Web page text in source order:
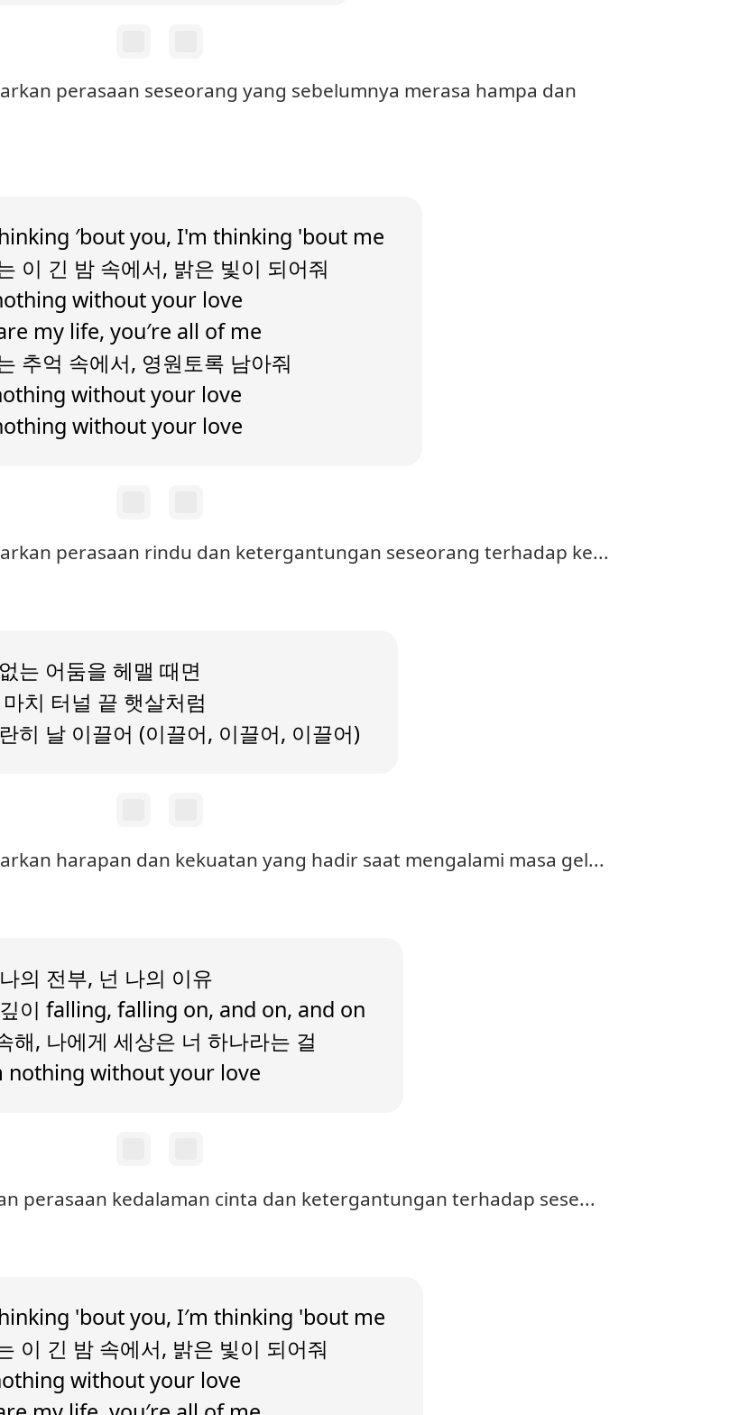
perasaan seseorang yang sebelumnya merasa hampa dan
′bout you, I'm thinking 'bout me
이 긴 밤 속에서, 밝은 빛이 되어줘
without your love
my life, you′re all of me
추억 속에서, 영원토록 남아줘
without your love
without your love
perasaan rindu dan ketergantungan seseorang terhadap ke...
는 어둠을 헤맬 때면
치 터널 끝 햇살처럼
히 날 이끌어 (이끌어, 이끌어, 이끌어)
harapan dan kekuatan yang hadir saat mengalami masa gel...
의 전부, 넌 나의 이유
이 falling, falling on, and on, and on
해, 나에게 세상은 너 하나라는 걸
nothing without your love
perasaan kedalaman cinta dan ketergantungan terhadap sese...
'bout you, I′m thinking 'bout me
이 긴 밤 속에서, 밝은 빛이 되어줘
without your love